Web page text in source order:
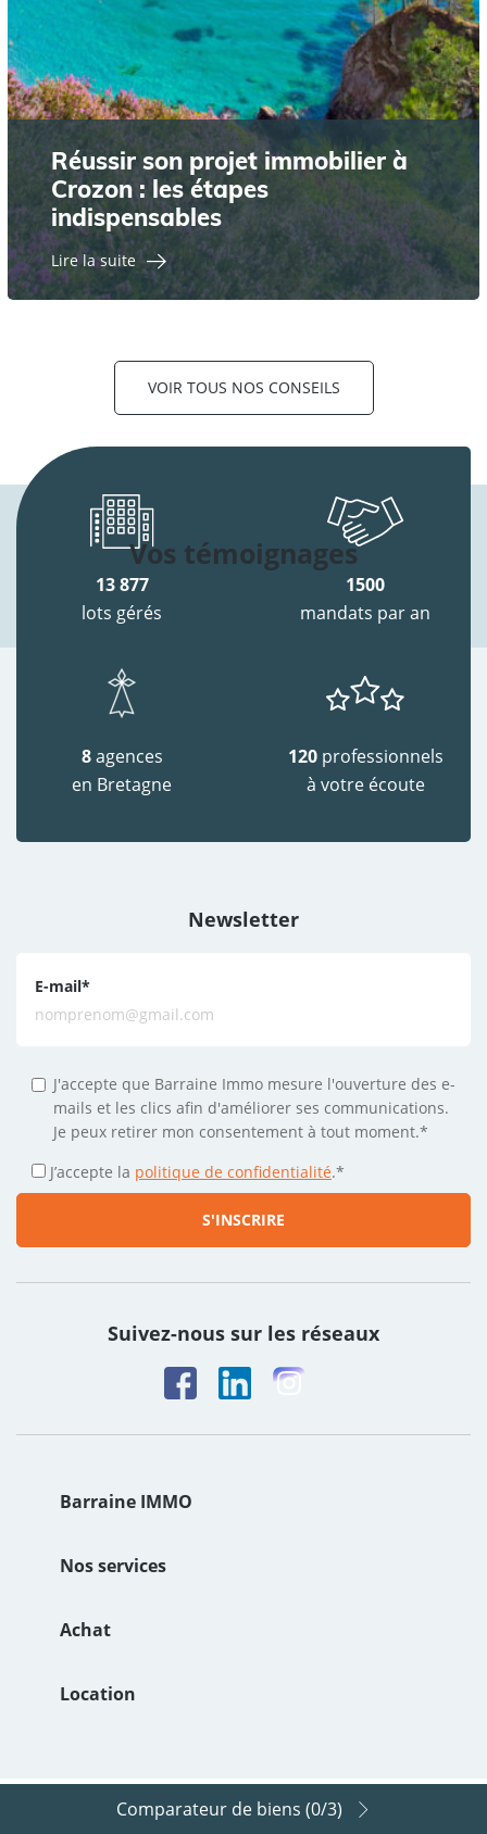
Réussir son projet immobilier à
Crozon : les étapes
indispensables
Lire la suite
VOIR TOUS NOS CONSEILS
Vos témoignages
13 877
lots gérés
1500
mandats par an
8agences
en Bretagne
120 professionnels
à votre écoute
Barraine IMMO
Le groupe
Agence Immobilière Brest Siam
Nos services
Estimation de bien immobilier
Gestion locative
Achat
Achat maison Brest
Location
Location maison Lorient
Newsletter
E-mail*
J'accepte que Barraine Immo mesure l'ouverture des e-
mails et les clics afin d'améliorer ses communications.
Je peux retirer mon consentement à tout moment.*
J’accepte la politique de confidentialité.*
Suivez-nous sur les réseaux
Barraine Immo © 2026
Comparateur de biens (0/3)